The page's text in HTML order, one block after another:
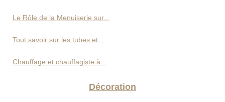
Le Rôle de la Menuiserie sur...
Tout savoir sur les tubes et...
Chauffage et chauffagiste à...
Décoration